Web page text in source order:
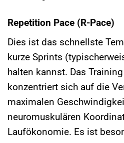
Repetition Pace (R-Pace)
Dies ist das schnellste
kurze Sprints
halten kannst. Das
konzentriert sich auf die
maximalen
neuromuskulären
Laufökonomie. Es ist